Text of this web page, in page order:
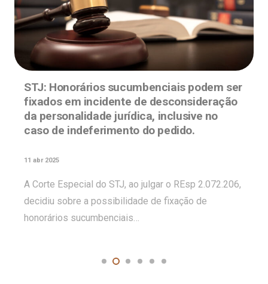
STJ: Honorários sucumbenciais podem ser
fixados em incidente de desconsideração
da personalidade jurídica, inclusive no
caso de indeferimento do pedido.
11 abr 2025
A Corte Especial do STJ, ao julgar o REsp 2.072.206,
decidiu sobre a possibilidade de fixação de
honorários sucumbenciais…